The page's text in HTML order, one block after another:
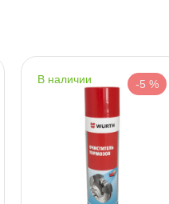
наличии -5 %